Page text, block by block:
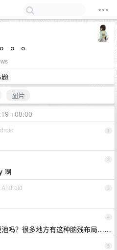
。。
图片
+08:00
1
2
啊
3
4
池吗？很多地方有这种脑残布局……
5